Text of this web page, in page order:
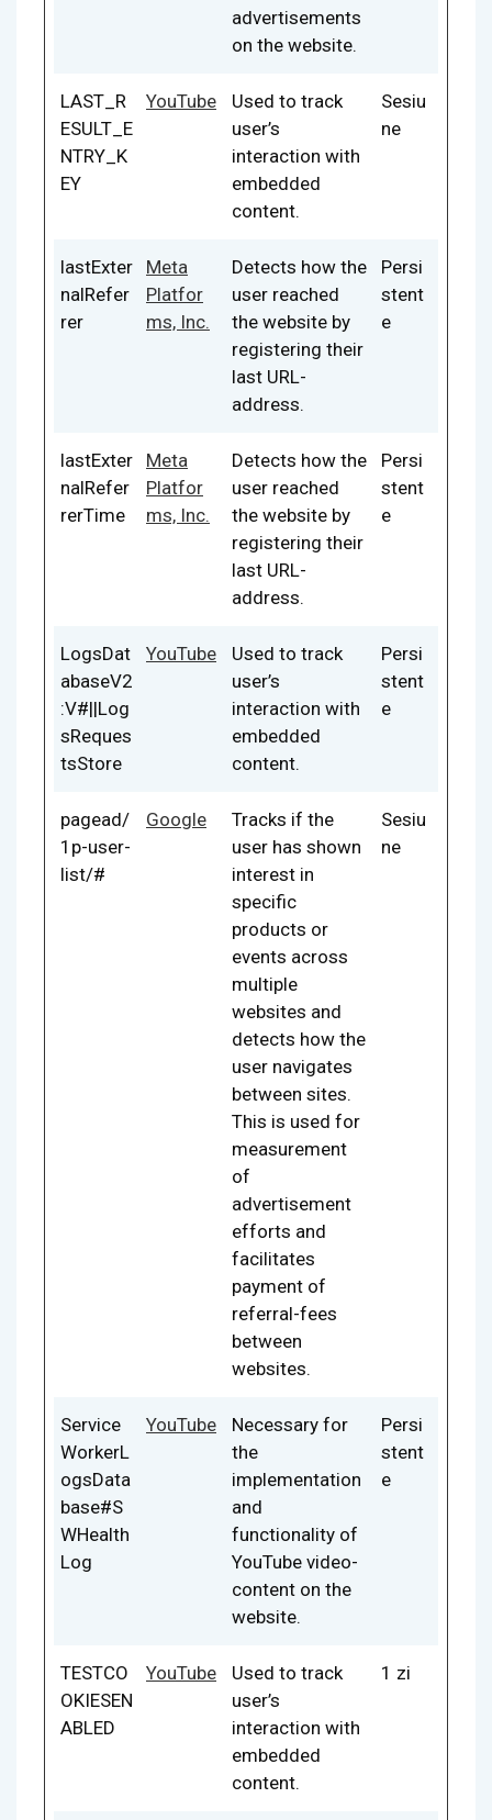
advertisements
on the website.
LAST_R
ESULT_E
NTRY_K
EY
YouTube
Used to track
user’s
interaction with
embedded
content.
Sesiu
ne
lastExter
nalRefer
rer
Meta
Platfor
ms, Inc.
Detects how the
user reached
the website by
registering their
last URL-
address.
Persi
stent
e
lastExter
nalRefer
rerTime
Meta
Platfor
ms, Inc.
Detects how the
user reached
the website by
registering their
last URL-
address.
Persi
stent
e
LogsDat
abaseV2
:V#||Log
sReques
tsStore
YouTube
Used to track
user’s
interaction with
embedded
content.
Persi
stent
e
pagead/
1p-user-
list/#
Google
Tracks if the
user has shown
interest in
specific
products or
events across
multiple
websites and
detects how the
user navigates
between sites.
This is used for
measurement
of
advertisement
efforts and
facilitates
payment of
referral-fees
between
websites.
Sesiu
ne
Service
WorkerL
ogsData
base#S
WHealth
Log
YouTube
Necessary for
the
implementation
and
functionality of
YouTube video-
content on the
website.
Persi
stent
e
TESTCO
OKIESEN
ABLED
YouTube
Used to track
user’s
interaction with
embedded
content.
1 zi